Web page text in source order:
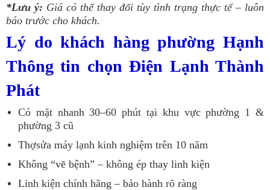
*Lưu ý: Giá có thể thay đổi tùy tình trạng thực tế – luôn
báo trước cho khách.
Lý do khách hàng phường Hạnh
Thông tin chọn Điện Lạnh Thành
Phát
Có mặt nhanh 30–60 phút tại khu vực phường 1 &
phường 3 cũ
Thợsửa máy lạnh kinh nghiệm trên 10 năm
Không “vẽ bệnh” – không ép thay linh kiện
Linh kiện chính hãng – bảo hành rõ ràng